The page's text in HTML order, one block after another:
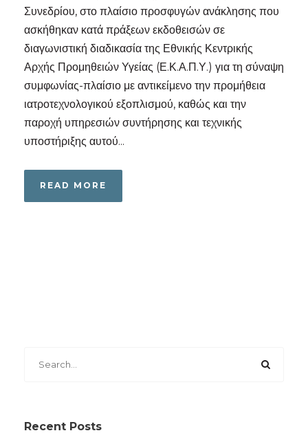
Συνεδρίου, στο πλαίσιο προσφυγών ανάκλησης που
ασκήθηκαν κατά πράξεων εκδοθεισών σε
διαγωνιστική διαδικασία της Εθνικής Κεντρικής
Αρχής Προμηθειών Υγείας (Ε.Κ.Α.Π.Υ.) για τη σύναψη
συμφωνίας-πλαίσιο με αντικείμενο την προμήθεια
ιατροτεχνολογικού εξοπλισμού, καθώς και την
παροχή υπηρεσιών συντήρησης και τεχνικής
υποστήριξης αυτού...
READ MORE
Recent Posts